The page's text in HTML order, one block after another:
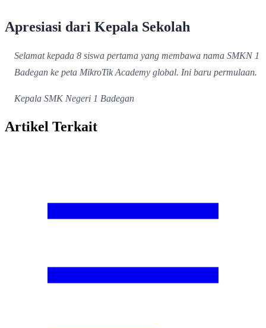
Apresiasi dari Kepala Sekolah
Selamat kepada 8 siswa pertama yang membawa nama SMKN 1
Badegan ke peta MikroTik Academy global. Ini baru permulaan.
Kepala SMK Negeri 1 Badegan
Artikel Terkait